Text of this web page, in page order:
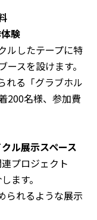
験
ルしたテープに特
スを設けます。
れる「グラブホル
200名様、参加費
ル展示スペース
プロジェクト
ます。
られるような展示